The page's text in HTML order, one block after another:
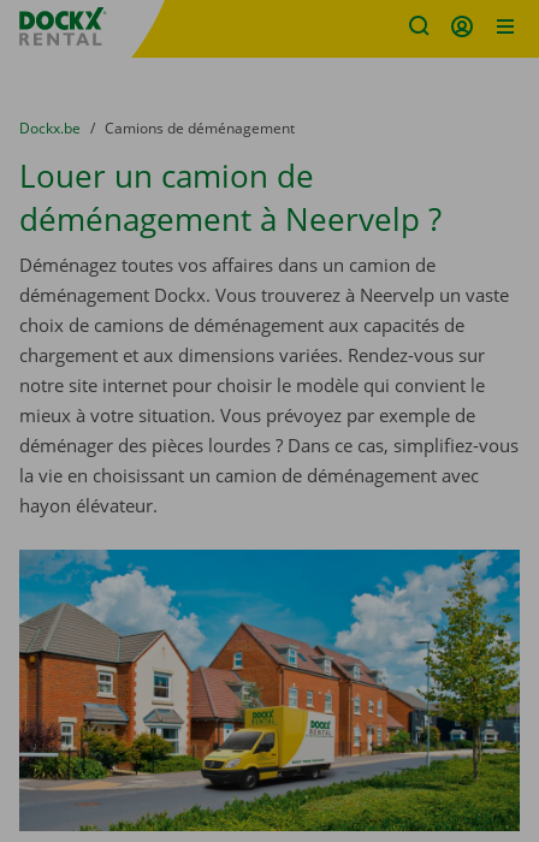
sitename
You are here:
du
Dockx.be to
Camions de déménagement
Louer un camion de
déménagement à Neervelp ?
Déménagez toutes vos affaires dans un camion de
déménagement Dockx. Vous trouverez à Neervelp un vaste
choix de camions de déménagement aux capacités de
chargement et aux dimensions variées. Rendez-vous sur
notre site internet pour choisir le modèle qui convient le
mieux à votre situation. Vous prévoyez par exemple de
déménager des pièces lourdes ? Dans ce cas, simplifiez-vous
la vie en choisissant un camion de déménagement avec
hayon élévateur.